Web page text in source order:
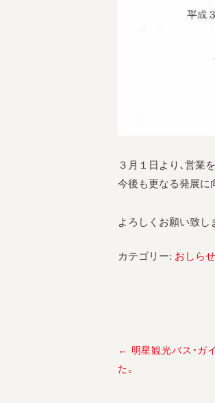
３月１日より、営業
今後も更なる発展に
よろしくお願い致し
カテゴリー: おしらせ
投
← 明星観光バス・ガ
た。